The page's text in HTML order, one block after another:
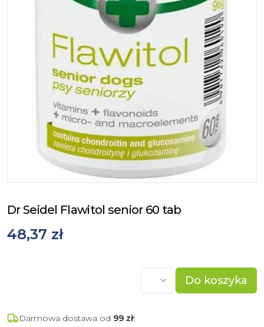
Dr Seidel Flawitol senior 60 tab
48,37 zł
Do koszyka
Darmowa dostawa od 99 zł!